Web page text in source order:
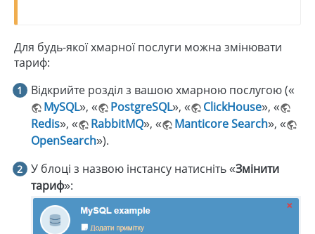
Для будь-якої хмарної послуги можна змінювати
тариф:
Відкрийте розділ з вашою хмарною послугою («
MySQL», « PostgreSQL», « ClickHouse», «
Redis», « RabbitMQ», « Manticore Search», «
OpenSearch»).
У блоці з назвою інстансу натисніть «Змінити
тариф»: